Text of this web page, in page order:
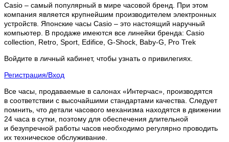
Casio – самый популярный в мире часовой бренд. При этом
компания является крупнейшим производителем электронных
устройств. Японские часы Casio – это настоящий наручный
компьютер. В продаже имеются все линейки бренда: Casio
collection, Retro, Sport, Edifice, G-Shock, Baby-G, Pro Trek
Войдите в личный кабинет, чтобы узнать о привилегиях.
Регистрация/Вход
Все часы, продаваемые в салонах «Интерчас», производятся
в соответствии с высочайшими стандартами качества. Следует
помнить, что детали часового механизма находятся в движении
24 часа в сутки, поэтому для обеспечения длительной
и безупречной работы часов необходимо регулярно проводить
их техническое обслуживание.